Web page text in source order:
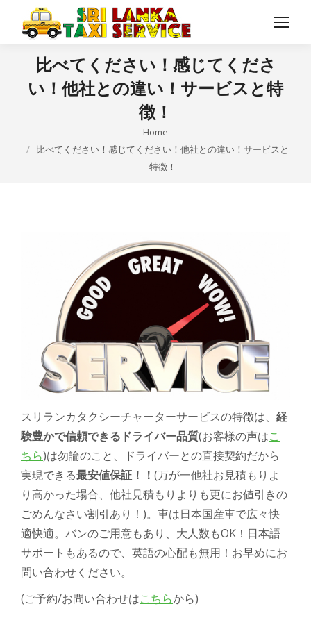
比べてください！感じてくださ
い！他社との違い！サービスと特
徴！
Home
比べてください！感じてください！他社との違い！サービスと
特徴！
スリランカタクシーチャーターサービスの特徴は、 経
験豊かで信頼できるドライバー品質(お客様の声はこ
ちら)は勿論のこと、
ドライバーとの直接契約だから
実現できる最安値保証！！ (万が一他社お見積もりよ
り高かった場合、他社見積もりよりも更にお値引きの
ごめんなさい割引あり！ )。車は日本国産車で広々快
適快適。バンのご用意もあり、大人数もOK！日本語
サポートもあるので、英語の心配も無用！ お早めにお
問い合わせください。
(ご予約/お問い合わせはこちらから)